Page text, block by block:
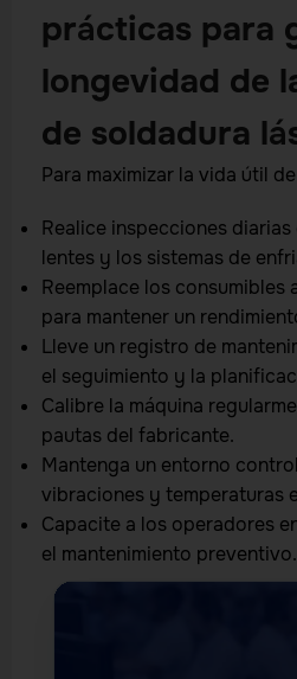
prácticas para
longevidad de
de soldadura
Para maximizar la vida útil
Realice inspecciones
lentes y los sistemas de
Reemplace los consumibles
para mantener un
Lleve un registro de
el seguimiento y la
Calibre la máquina
pautas del fabricante.
Mantenga un entorno
vibraciones y temperaturas
Capacite a los operadores
el mantenimiento preventivo.